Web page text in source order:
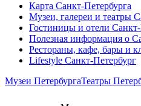
Карта Санкт-Петербурга
Музеи, галереи и театры
Гостиницы и отели Санкт-
Полезная информация о
Рестораны, кафе, бары и
Lifestyle Санкт-Петербург
Музеи ПетербургаТеатры